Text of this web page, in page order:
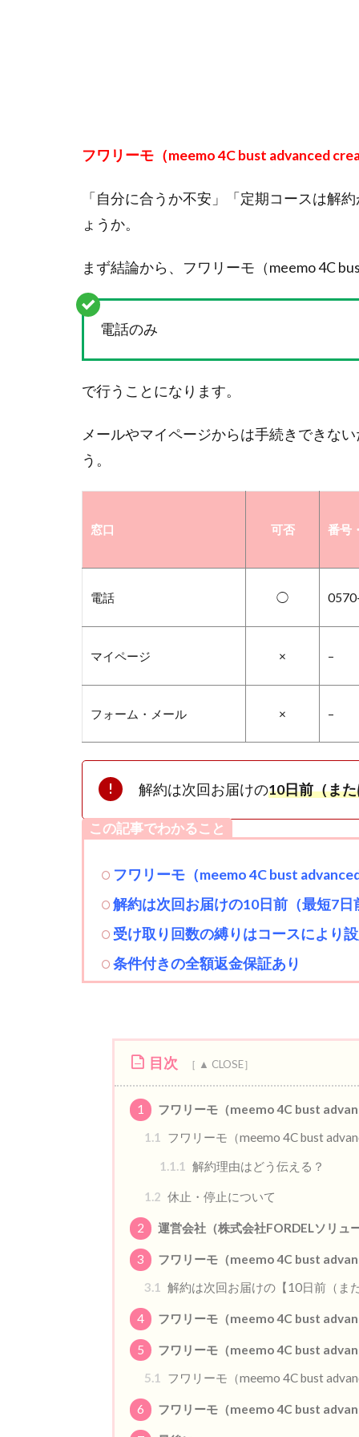
フワリーモ（meemo 4C bust advanced
「自分に合うか不安」「定期コースは解
ょうか。
まず結論から、フワリーモ（meemo 4C
電話のみ
で行うことになります。
メールやマイページからは手続きできな
う。
窓口 可否 番号
電話 ◯
マイページ × –
フォーム・メール × –
解約は次回お届けの10日前（ま
この記事でわかること
フワリーモ（meemo 4C bust
解約は次回お届けの10日前（最短7日
受け取り回数の縛りはコースにより設
条件付きの全額返金保証あり
目次
1
フワリーモ（meemo 4C bust
1.1
フワリーモ（meemo 4C bust
1.1.1
解約理由はどう伝える？
1.2 休止・停止について
2 運営会社（株式会社FORDELソリュ
3
フワリーモ（meemo 4C bust
3.1
解約は次回お届けの【10日前（ま
4 フワリーモ（meemo 4C bust
5
フワリーモ（meemo 4C bust
5.1
フワリーモ（meemo 4C bust
6 フワリーモ（meemo 4C bust